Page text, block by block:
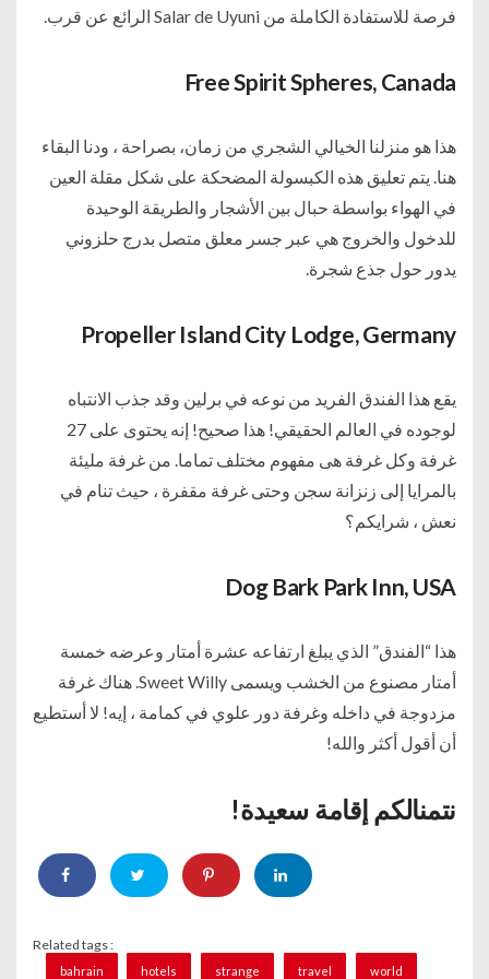
فرصة للاستفادة الكاملة من Salar de Uyuni الرائع عن قرب.
Free Spirit Spheres, Canada
هذا هو منزلنا الخيالي الشجري من زمان، بصراحة ، ودنا البقاء
هنا. يتم تعليق هذه الكبسولة المضحكة على شكل مقلة العين
في الهواء بواسطة حبال بين الأشجار والطريقة الوحيدة
للدخول والخروج هي عبر جسر معلق متصل بدرج حلزوني
يدور حول جذع شجرة.
Propeller Island City Lodge, Germany
يقع هذا الفندق الفريد من نوعه في برلين وقد جذب الانتباه
لوجوده في العالم الحقيقي! هذا صحيح! إنه يحتوى على 27
غرفة وكل غرفة هى مفهوم مختلف تماما. من غرفة مليئة
بالمرايا إلى زنزانة سجن وحتى غرفة مقفرة ، حيث تنام في
نعش ، شرايكم؟
Dog Bark Park Inn, USA
هذا “الفندق” الذي يبلغ ارتفاعه عشرة أمتار وعرضه خمسة
أمتار مصنوع من الخشب ويسمى Sweet Willy. هناك غرفة
مزدوجة في داخله وغرفة دور علوي في كمامة ، إيه! لا أستطيع
أن أقول أكثر والله!
نتمنالكم إقامة سعيدة!
Related tags :
bahrain hotels strange travel world